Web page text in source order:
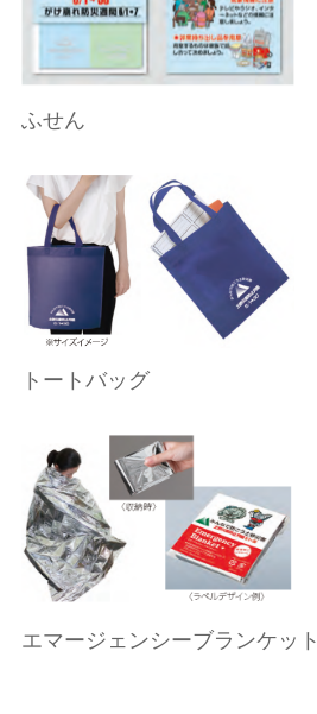
ふせん
トートバッグ
エマージェンシーブランケット